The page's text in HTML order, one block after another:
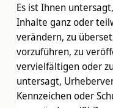
Es ist Ihnen
Inhalte ganz oder
verändern, zu
vorzuführen, zu
vervielfältigen oder
untersagt,
Kennzeichen oder